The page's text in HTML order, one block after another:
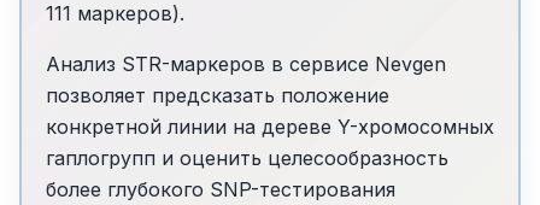
111 маркеров).
Анализ STR-маркеров в сервисе Nevgen
позволяет предсказать положение
конкретной линии на дереве Y-хромосомных
гаплогрупп и оценить целесообразность
более глубокого SNP-тестирования